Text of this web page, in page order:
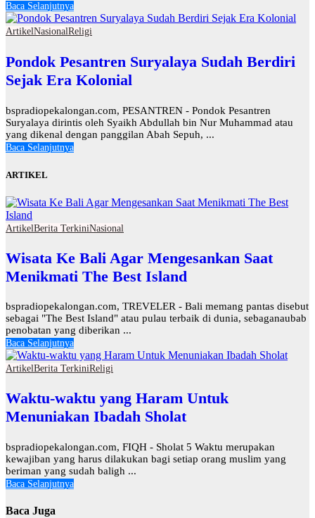
Baca Selanjutnya
ArtikelNasionalReligi
Pondok Pesantren Suryalaya Sudah Berdiri
Sejak Era Kolonial
bspradiopekalongan.com, PESANTREN - Pondok Pesantren
Suryalaya dirintis oleh Syaikh Abdullah bin Nur Muhammad atau
yang dikenal dengan panggilan Abah Sepuh, ...
Baca Selanjutnya
ARTIKEL
ArtikelBerita TerkiniNasional
Wisata Ke Bali Agar Mengesankan Saat
Menikmati The Best Island
bspradiopekalongan.com, TREVELER - Bali memang pantas disebut
sebagai "The Best Island" atau pulau terbaik di dunia, sebaganaubab
penobatan yang diberikan ...
Baca Selanjutnya
ArtikelBerita TerkiniReligi
Waktu-waktu yang Haram Untuk
Menuniakan Ibadah Sholat
bspradiopekalongan.com, FIQH - Sholat 5 Waktu merupakan
kewajiban yang harus dilakukan bagi setiap orang muslim yang
beriman yang sudah baligh ...
Baca Selanjutnya
Baca Juga